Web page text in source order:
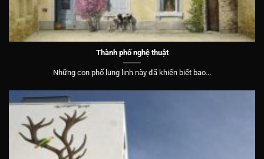
Thành phố nghệ thuật
Những con phố lung linh này đã khiến biết bao...